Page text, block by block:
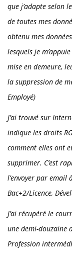
que j’adapte selon
de toutes mes
obtenu mes
lesquels je
mise en demeure,
la suppression de
Employé)
J’ai trouvé sur
indique les droits
comment elles ont
supprimer. C’est
l’envoyer par email
Bac+2/Licence,
J’ai récupéré le
une demi-douzaine
Profession